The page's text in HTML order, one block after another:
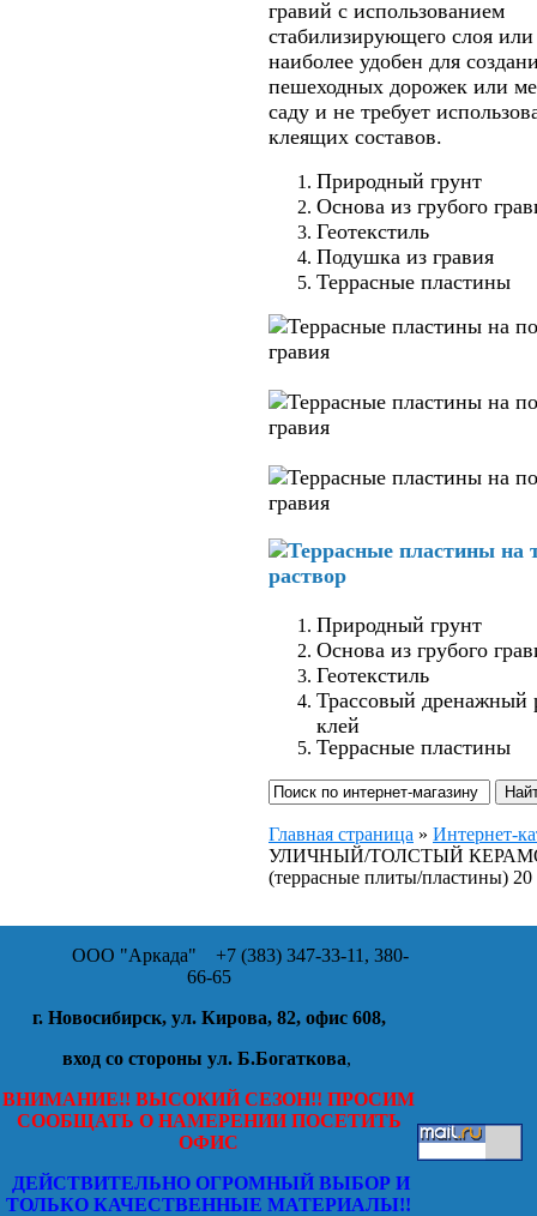
гравий с использованием
стабилизирующего слоя
наиболее удобен для
пешеходных дорожек или
саду и не требует
клеящих составов.
Природный грунт
Основа из грубого
Геотекстиль
Подушка из гравия
Террасные пластины
Природный грунт
Основа из грубого
Геотекстиль
Трассовый дренажный
клей
Террасные пластины
Главная страница » Интернет-
УЛИЧНЫЙ/ТОЛСТЫЙ
(террасные плиты/пластины)
ООО "Аркада" +7 (383) 347-33-11, 380-
66-65
г. Новосибирск, ул. Кирова, 82, офис 608,
вход со стороны ул. Б.Богаткова,
ВНИМАНИЕ!! ВЫСОКИЙ СЕЗОН!! ПРОСИМ
СООБЩАТЬ О НАМЕРЕНИИ ПОСЕТИТЬ
ОФИС
ДЕЙСТВИТЕЛЬНО ОГРОМНЫЙ ВЫБОР И
ТОЛЬКО КАЧЕСТВЕННЫЕ МАТЕРИАЛЫ!!